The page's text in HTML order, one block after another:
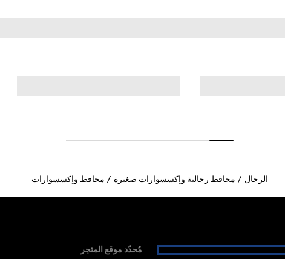
الرجال محافظ رجالية وإكسسوارات صغيرة محافظ وإكسسوارات
مُحدّد موقع المتجر